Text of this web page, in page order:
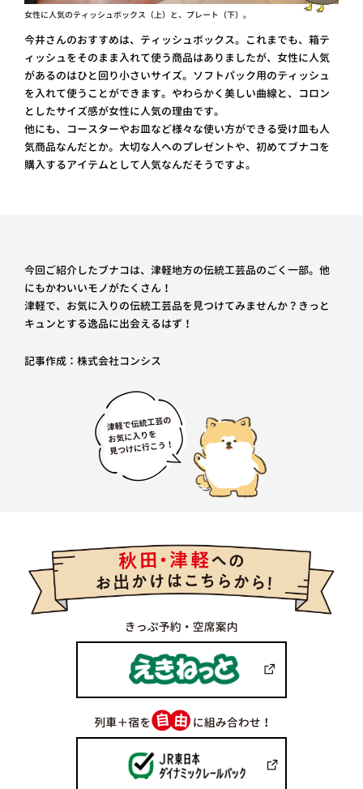
女性に人気のティッシュボックス（上）と、プレート（下）。
今井さんのおすすめは、ティッシュボックス。これまでも、箱テ
ィッシュをそのまま入れて使う商品はありましたが、女性に人気
があるのはひと回り小さいサイズ。ソフトパック用のティッシュ
を入れて使うことができます。やわらかく美しい曲線と、コロン
としたサイズ感が女性に人気の理由です。
他にも、コースターやお皿など様々な使い方ができる受け皿も人
気商品なんだとか。大切な人へのプレゼントや、初めてブナコを
購入するアイテムとして人気なんだそうですよ。
今回ご紹介したブナコは、津軽地方の伝統工芸品のごく一部。他
にもかわいいモノがたくさん！
津軽で、お気に入りの伝統工芸品を見つけてみませんか？きっと
キュンとする逸品に出会えるはず！
記事作成：株式会社コンシス